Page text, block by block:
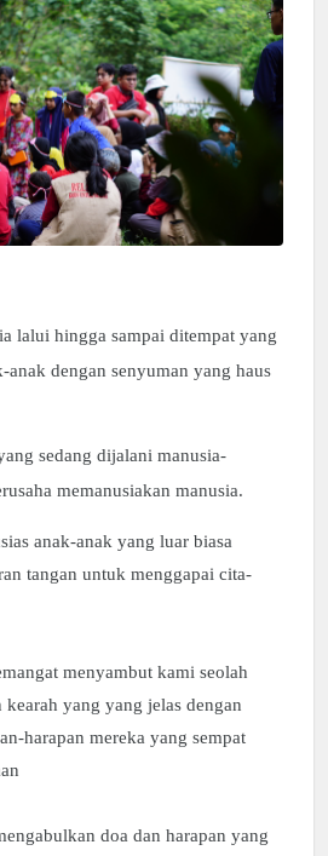
lalui hingga sampai ditempat yang
dengan senyuman yang haus
sedang dijalani manusia-
memanusiakan manusia.
anak-anak yang luar biasa
tangan untuk menggapai cita-
menyambut kami seolah
yang yang jelas dengan
harapan mereka yang sempat
doa dan harapan yang